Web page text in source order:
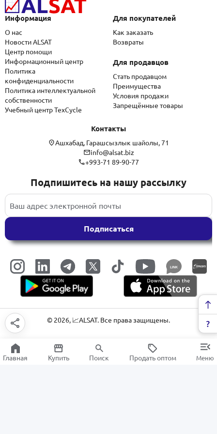
Информация
О нас
Новости ALSAT
Центр помощи
Информационный центр
Политика
конфиденциальности
Политика интеллектуальной
собственности
Учебный центр TexCycle
Для покупателей
Как заказать
Возвраты
Для продавцов
Стать продавцом
Преимущества
Условия продажи
Запрещённые товары
Контакты
Ашхабад, Гарашсызлык шайолы, 71
info@alsat.biz
+993-71 89-90-77
Подпишитесь на нашу рассылку
Подписаться
LINK
© 2026, 📈ALSAT. Все права защищены.
Главная Купить Поиск Продать оптом Меню